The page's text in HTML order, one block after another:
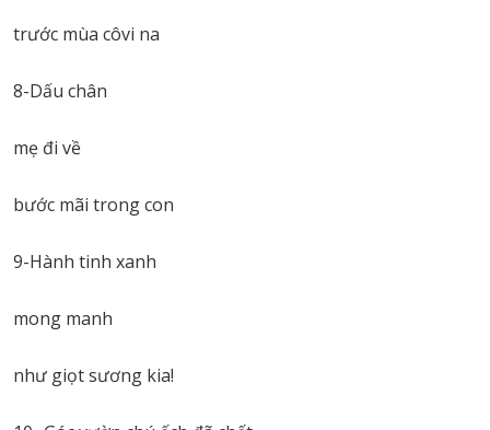
trước mùa côvi na
8-Dấu chân
mẹ đi về
bước mãi trong con
9-Hành tinh xanh
mong manh
như giọt sương kia!